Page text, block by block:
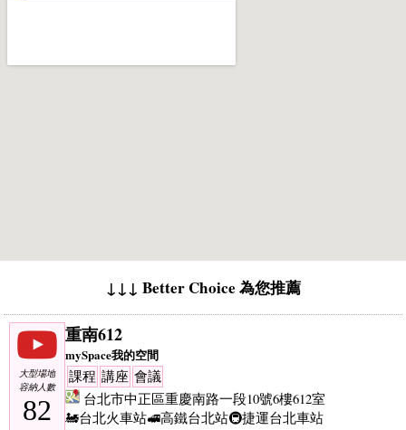
↓↓↓ Better Choice 為您推薦
大型場地
容納人數
82
重南612
mySpace我的空間
課程 講座 會議
台北市中正區重慶南路一段10號6樓612室
🚂台北火車站🚅高鐵台北站🚇捷運台北車站